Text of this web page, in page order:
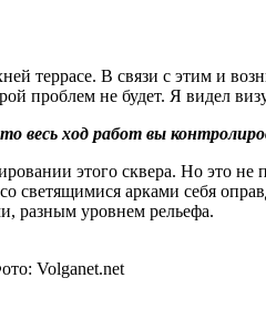
террасе. В связи с этим и
проблем не будет. Я видел
весь ход работ вы
этого сквера. Но это
арками себя
разным уровнем рельефа.
Volganet.net